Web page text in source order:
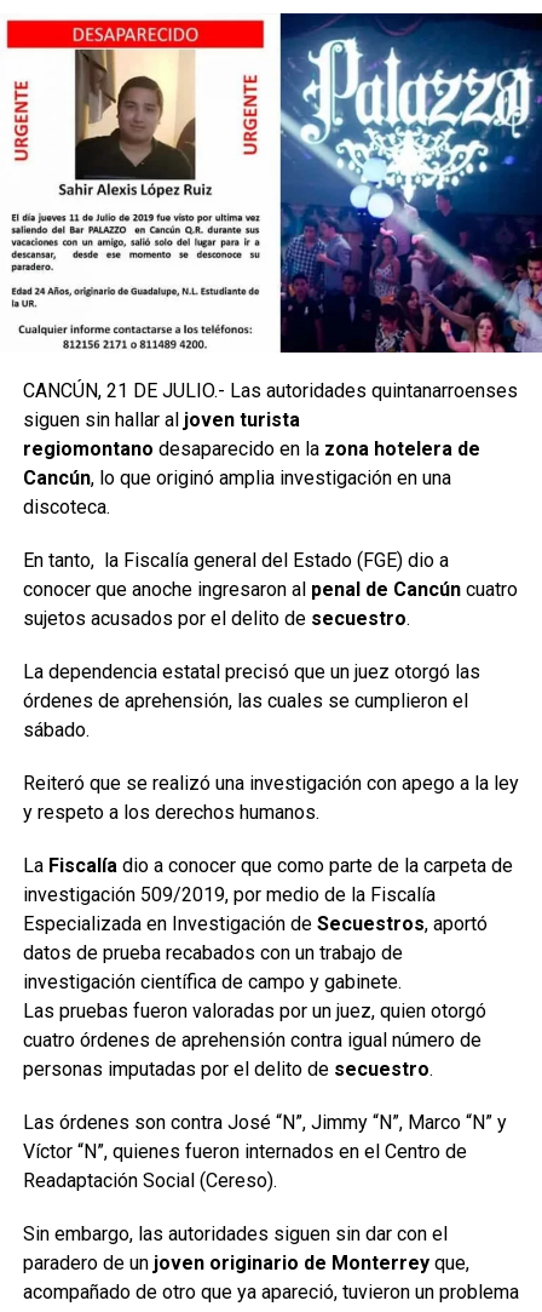
CANCÚN, 21 DE JULIO.- Las autoridades quintanarroenses
siguen sin hallar al joven turista
regiomontano desaparecido en la zona hotelera de
Cancún, lo que originó amplia investigación en una
discoteca.
En tanto, la Fiscalía general del Estado (FGE) dio a
conocer que anoche ingresaron al penal de Cancúncuatro
sujetos acusados por el delito de secuestro.
La dependencia estatal precisó que un juez otorgó las
órdenes de aprehensión, las cuales se cumplieron el
sábado.
Reiteró que se realizó una investigación con apego a la ley
y respeto a los derechos humanos.
La Fiscalíadio a conocer que como parte de la carpeta de
investigación 509/2019, por medio de la Fiscalía
Especializada en Investigación de Secuestros, aportó
datos de prueba recabados con un trabajo de
investigación científica de campo y gabinete.
Las pruebas fueron valoradas por un juez, quien otorgó
cuatro órdenes de aprehensión contra igual número de
personas imputadas por el delito de secuestro.
Las órdenes son contra José “N”, Jimmy “N”, Marco “N” y
Víctor “N”, quienes fueron internados en el Centro de
Readaptación Social (Cereso).
Sin embargo, las autoridades siguen sin dar con el
paradero de un joven originario de Monterreyque,
acompañado de otro que ya apareció, tuvieron un problema